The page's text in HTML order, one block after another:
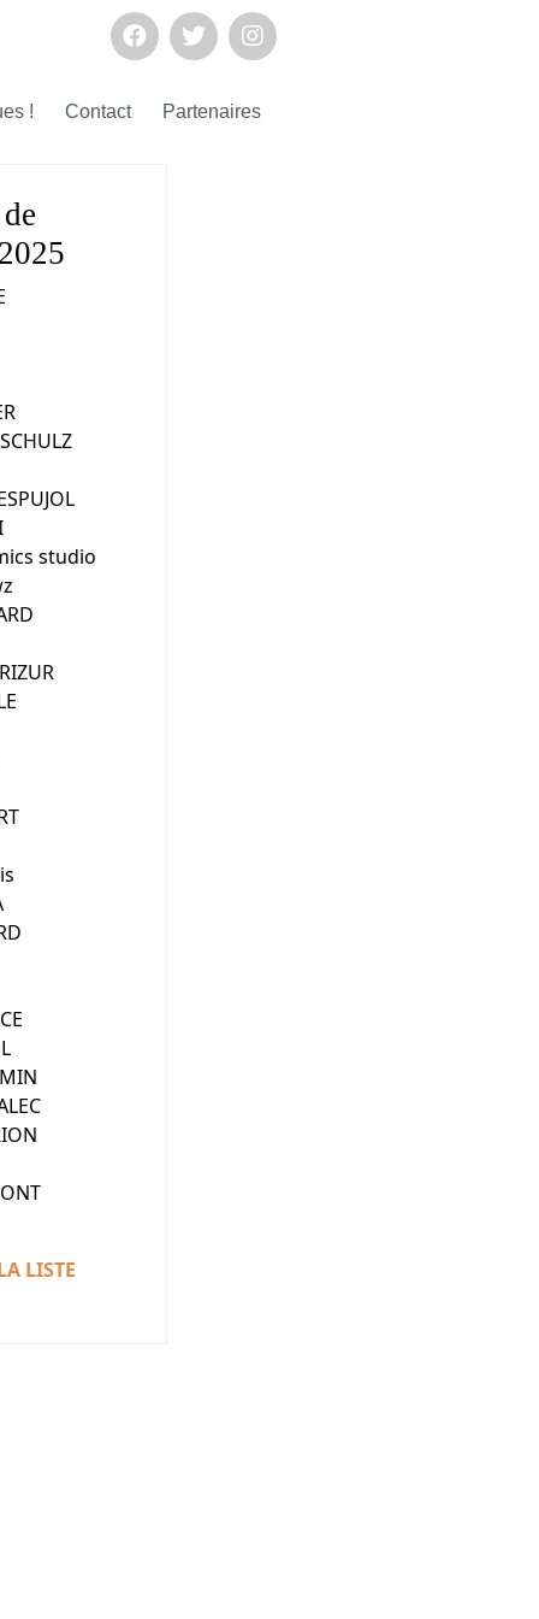
! Contact Partenaires
studio
LISTE